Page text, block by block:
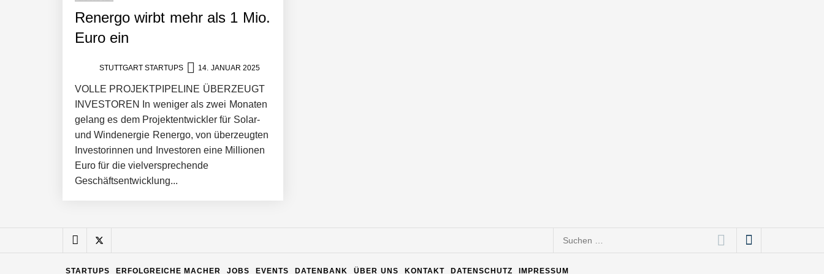
Renergo wirbt mehr als 1 Mio.
Euro ein
STUTTGART STARTUPS 14. JANUAR 2025
VOLLE PROJEKTPIPELINE ÜBERZEUGT
INVESTOREN In weniger als zwei Monaten
gelang es dem Projektentwickler für Solar-
und Windenergie Renergo, von überzeugten
Investorinnen und Investoren eine Millionen
Euro für die vielversprechende
Geschäftsentwicklung...
Matthias Nagel von Pyck
Maximilian Mack von Pyck
Suchen
STARTUPS ERFOLGREICHE MACHER JOBS EVENTS DATENBANK ÜBER UNS KONTAKT DATENSCHUTZ IMPRESSUM